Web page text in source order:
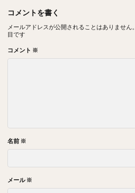
コメントを書く
メールアドレスが公開されることはありません。
目です
コメント ※
名前 ※
メール※